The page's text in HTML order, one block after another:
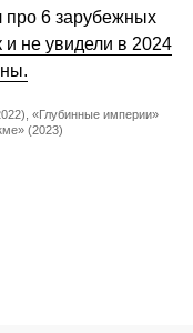
6 зарубежных
и не увидели в 2024
«Глубинные империи»
(2023)